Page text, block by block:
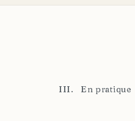
III. En pratique